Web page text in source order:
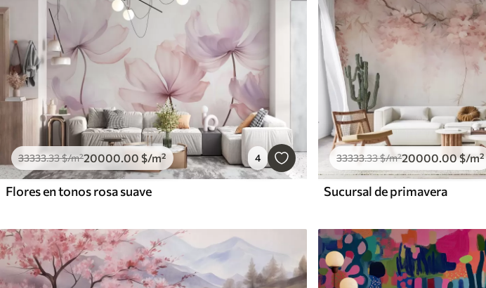
33333.33$/m²20000.00 $/m² 4
Flores en tonos rosa suave
33333.33$/m²20000.00$/m²
Sucursal de primavera